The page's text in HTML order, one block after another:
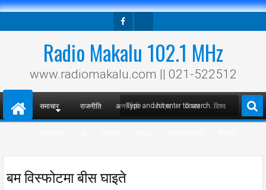
Radio Makalu 102.1 MHz
www.radiomakalu.com || 021-522512
समाचार राजनीति अन्तर्वार्ता अपराध विचार विश्व
बम विस्फोटमा बीस घाइते